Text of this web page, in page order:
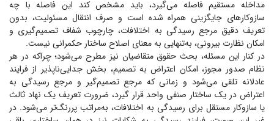
مداخله مستقیم فاصله می‌گیرد، باید مشخص کند این فاصله با چه
سازوکار‌های جایگزینی همراه شده است و صرف انتقال مسئولیت، بدون
تعریف دقیق مرجع رسیدگی به اختلافات، چارچوب شفاف تصمیم‌گیری و
امکان نظارت بیرونی، به‌تنهایی به معنای اصلاح ساختار حکمرانی نیست.
در کنار این مسئله، بحث حقوق متقاضیان نیز مطرح می‌شود؛ چراکه در هر
نظام صدور مجوز، امکان اعتراض به تصمیم، بخش جدایی‌ناپذیر از فرایند
عادلانه تلقی می‌شود و زمانی که مرجع تصمیم‌گیر و مرجع رسیدگی به
اعتراض در یک ساختار صنفی واحد قرار گیرد، ضرورت تعریف یک نهاد ثالث
یا سازوکار مستقل برای رسیدگی به اختلافات، به‌مراتب پررنگ‌تر می‌شود. در